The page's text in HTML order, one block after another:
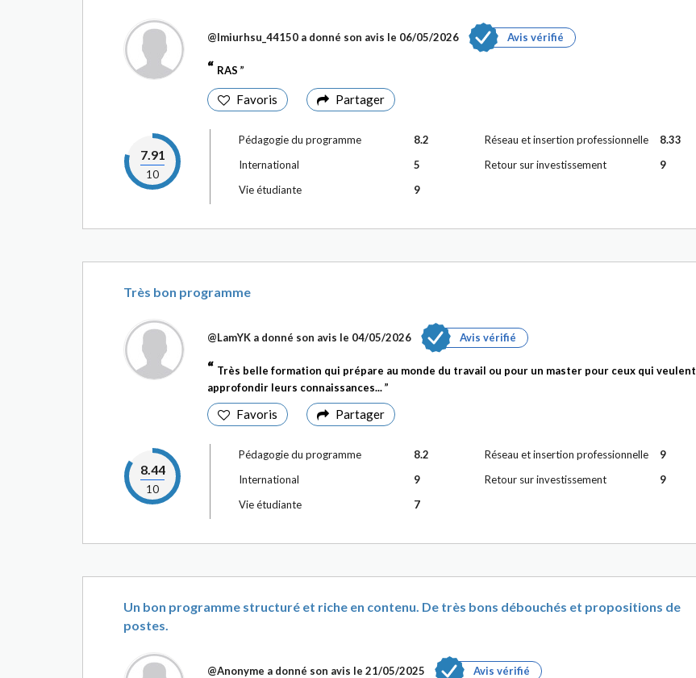
@Imiurhsu_44150 a donné son avis le 06/05/2026 Avis vérifié
RAS
Favoris Partager
7.91
10
Pédagogie du programme
8.2
International
5
Vie étudiante
9
Réseau et insertion professionnelle
8.33
Retour sur investissement
9
Très bon programme
@LamYK a donné son avis le 04/05/2026 Avis vérifié
Très belle formation qui prépare au monde du travail ou pour un master pour ceux qui veulent
approfondir leurs connaissances...
Favoris Partager
8.44
10
Pédagogie du programme
8.2
International
9
Vie étudiante
7
Réseau et insertion professionnelle
9
Retour sur investissement
9
Un bon programme structuré et riche en contenu. De très bons débouchés et propositions de
postes.
@Anonyme a donné son avis le 21/05/2025 Avis vérifié